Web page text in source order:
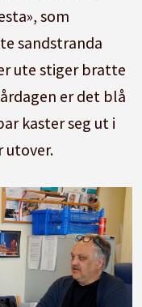
som
sandstranda
ute stiger bratte
er det blå
kaster seg ut i
utover.